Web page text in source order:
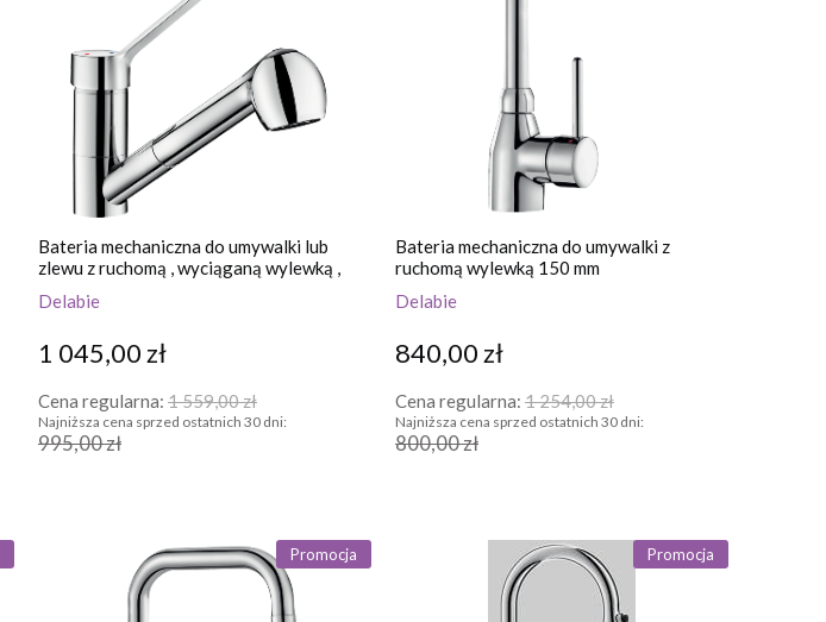
Bateria mechaniczna do umywalki lub
zlewu z ruchomą , wyciąganą wylewką ,
Delabie
1 045,00 zł
Cena regularna: 1 559,00 zł
Najniższa cena sprzed ostatnich 30 dni:
995,00 zł
Bateria mechaniczna do umywalki z
ruchomą wylewką 150 mm
Delabie
840,00 zł
Cena regularna: 1 254,00 zł
Najniższa cena sprzed ostatnich 30 dni:
800,00 zł
Promocja Promocja